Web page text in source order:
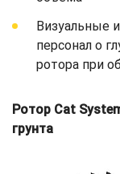
Визуальные
персонал о
ротора при
Ротор Cat
грунта